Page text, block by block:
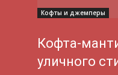
Кофты и джемперы
Кофта-
уличного